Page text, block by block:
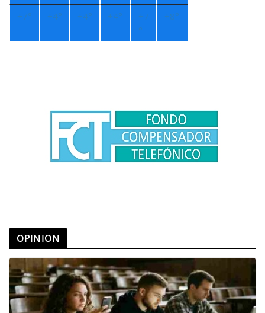
+7° +4° +4° +4° +7
°
+8°
OPINION